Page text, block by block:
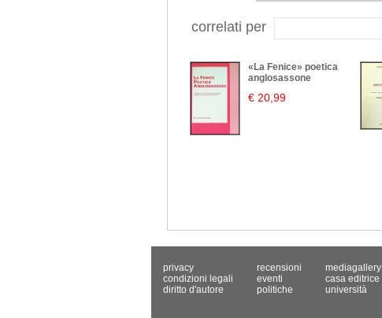
correlati per
«La Fenice» poetica
anglosassone
€ 20,99
privacy
condizioni legali
diritto d'autore
recensioni
eventi
politiche
mediagallery
casa editrice
università